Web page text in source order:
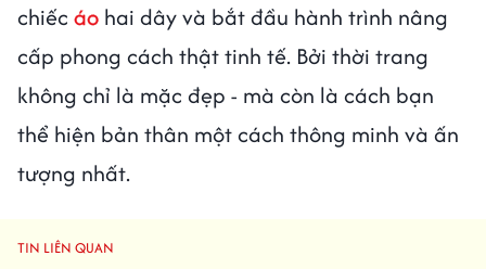
chiếc áo hai dây và bắt đầu hành trình nâng
cấp phong cách thật tinh tế. Bởi thời trang
không chỉ là mặc đẹp - mà còn là cách bạn
thể hiện bản thân một cách thông minh và ấn
tượng nhất.
TIN LIÊN QUAN